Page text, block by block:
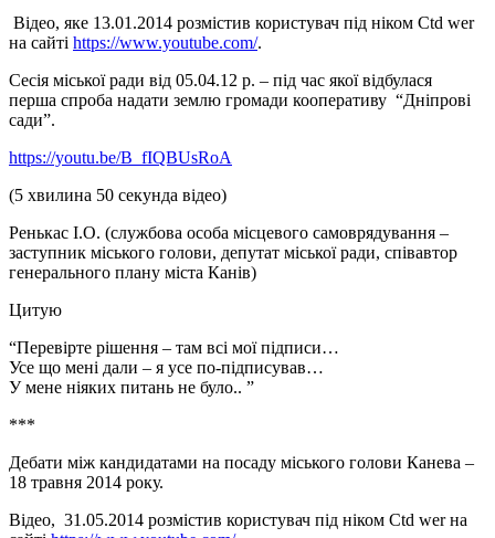
Відео, яке 13.01.2014 розмістив користувач під ніком Ctd wer
на сайті https://www.youtube.com/.
Сесія міської ради від 05.04.12 р. – під час якої відбулася
перша спроба надати землю громади кооперативу “Дніпрові
сади”.
https://youtu.be/B_fIQBUsRoA
(5 хвилина 50 секунда відео)
Ренькас І.О. (службова особа місцевого самоврядування –
заступник міського голови, депутат міської ради, співавтор
генерального плану міста Канів)
Цитую
“Перевірте рішення – там всі мої підписи…
Усе що мені дали – я усе по-підписував…
У мене ніяких питань не було.. ”
***
Дебати між кандидатами на посаду міського голови Канева –
18 травня 2014 року.
Відео, 31.05.2014 розмістив користувач під ніком Ctd wer на